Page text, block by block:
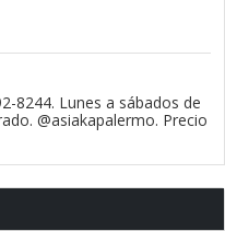
8244. Lunes a sábados de
@asiakapalermo. Precio